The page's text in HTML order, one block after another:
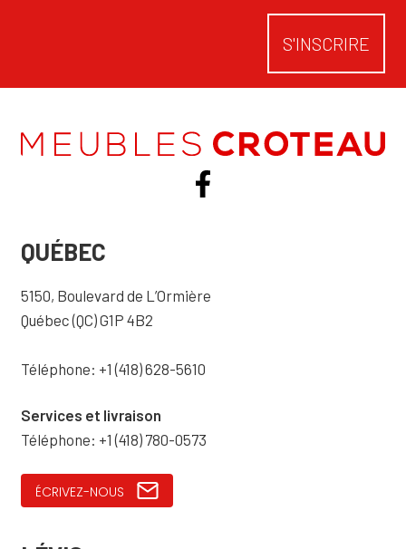
S'INSCRIRE
QUÉBEC
5150, Boulevard de L’Ormière
Québec (QC) G1P 4B2
Téléphone: +1 (418) 628-5610
Services et livraison
Téléphone: +1 (418) 780-0573
ÉCRIVEZ-NOUS